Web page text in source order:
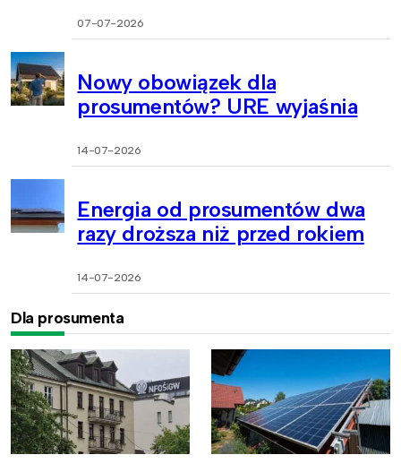
07-07-2026
Nowy obowiązek dla
prosumentów? URE wyjaśnia
14-07-2026
Energia od prosumentów dwa
razy droższa niż przed rokiem
14-07-2026
Dla prosumenta